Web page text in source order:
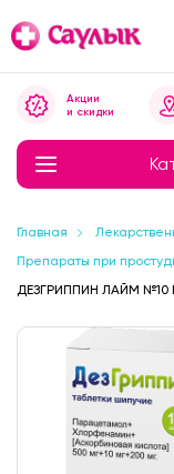
Акции
и скидки
Главная
Препараты при
ДЕЗГРИППИН ЛАЙМ №10